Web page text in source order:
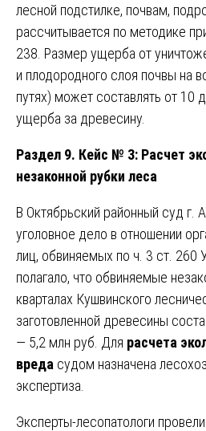
лесной подстилке, почвам,
рассчитывается по методике
238. Размер ущерба от
и плодородного слоя почвы на
путях) может составлять от 10
ущерба за древесину.
Раздел 9. Кейс № 3: Расчет
незаконной рубки леса
В Октябрьский районный суд г.
уголовное дело в отношении
лиц, обвиняемых по ч. 3 ст.
полагало, что обвиняемые
кварталах Кушвинского
заготовленной древесины
— 5,2 млн руб. Для расчета
вреда судом назначена
экспертиза.
Эксперты-лесопатологи